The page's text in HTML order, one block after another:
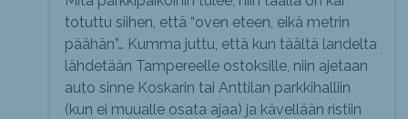
totuttu siihen, että “oven eteen, eikä metrin
päähän”… Kumma juttu, että kun täältä landelta
lähdetään Tampereelle ostoksille, niin ajetaan
auto sinne Koskarin tai Anttilan parkkihalliin
(kun ei muualle osata ajaa) ja kävellään ristiin